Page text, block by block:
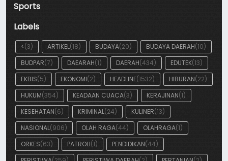
Sports
Labels
<(3) ARTIKEL(18) BUDAYA(20) BUDAYA DAERAH(10)
BUDPAR(7) DAEARAH(1) DAERAH(434) EDUTEK(13)
EKBIS(5) EKONOMI(2) HEADLINE(1532) HIBURAN(22)
HUKUM(354) KEADAAN CUACA(3) KERAJINAN(1)
KESEHATAN(6) KRIMINAL(24) KULINER(13)
NASIONAL(906) OLAH RAGA(44) OLAHRAGA(1)
ORKES(63) PATROLI(1) PENDIDIKAN(44)